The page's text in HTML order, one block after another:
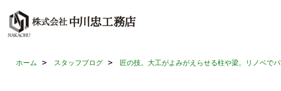
ホーム スタッフブログ 匠の技。大工がよみがえらせる柱や梁。リノベで